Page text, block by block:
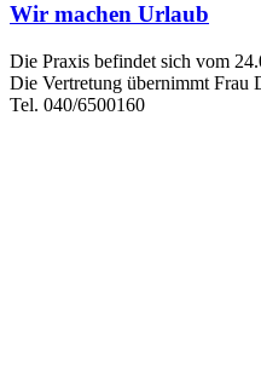
Wir machen Urlaub
Die Praxis befindet sich vom
Die Vertretung übernimmt Frau
Tel. 040/6500160